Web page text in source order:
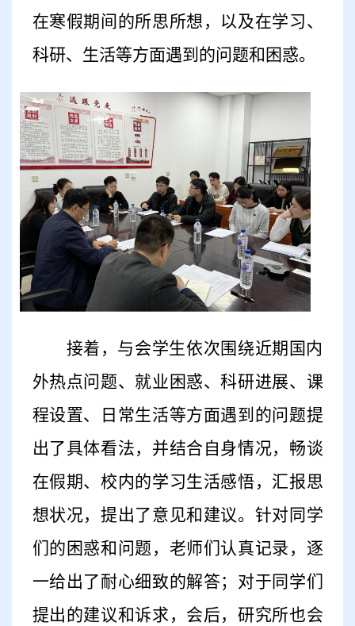
在寒假期间的所思所想，以及在学习、
科研、生活等方面遇到的问题和困惑。
接着，与会学生依次围绕近期国内
外热点问题、就业困惑、科研进展、课
程设置、日常生活等方面遇到的问题提
出了具体看法，并结合自身情况，畅谈
在假期、校内的学习生活感悟，汇报思
想状况，提出了意见和建议。 针对同学
们的困惑和 问题 ，老师们认真记录 ， 逐
一给出了耐心细致的解答； 对于同学们
提出的建议和诉求，会后，研究所也会